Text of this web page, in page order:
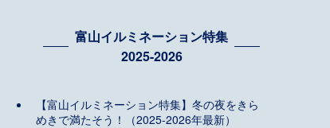
富山イルミネーション特集
2025-2026
【富山イルミネーション特集】冬の夜をきら
めきで満たそう！（2025-2026年最新）